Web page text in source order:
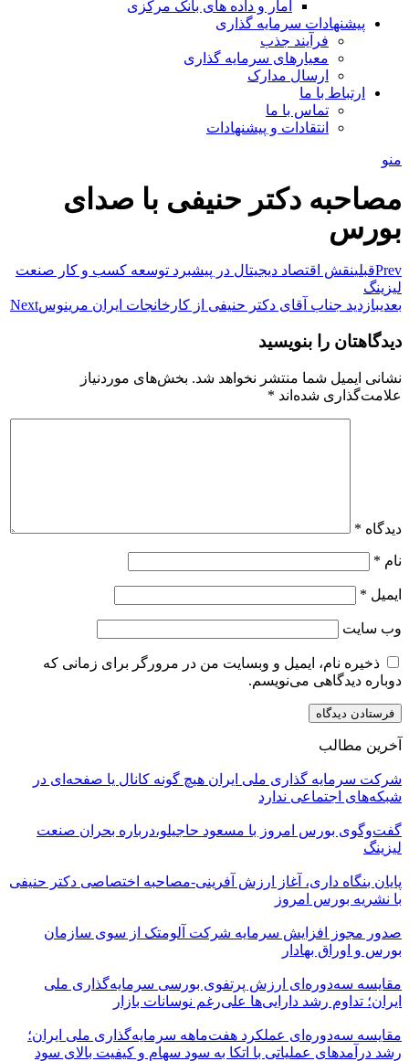
آمار و داده های بانک مرکزی
پیشنهادات سرمایه گذاری
فرآیند جذب
معیارهای سرمایه گذاری
ارسال مدارک
ارتباط با ما
تماس با ما
انتقادات و پیشنهادات
منو
مصاحبه دکتر حنیفی با صدای
بورس
Prevقبلینقش اقتصاد دیجیتال در پیشبرد توسعه کسب و کار صنعت
لیزینگ
بعدیبازدید جناب آقای دکتر حنیفی از کارخانجات ایران مرینوسNext
دیدگاهتان را بنویسید
نشانی ایمیل شما منتشر نخواهد شد. بخش‌های موردنیاز
علامت‌گذاری شده‌اند *
دیدگاه *
نام *
ایمیل *
وب‌ سایت
ذخیره نام، ایمیل و وبسایت من در مرورگر برای زمانی که
دوباره دیدگاهی می‌نویسم.
آخرین مطالب
شرکت سرمایه گذاری ملی ایران هیچ گونه کانال یا صفحه‌ای در
شبکه‌های اجتماعی ندارد
گفت‌وگوی بورس امروز با مسعود حاجیلو،درباره بحران صنعت
لیزینگ
پایان بنگاه داری، آغاز ارزش آفرینی-مصاحبه اختصاصی دکتر حنیفی
با نشریه بورس امروز
صدور مجوز افزایش سرمایه شرکت آلومتک از سوی سازمان
بورس و اوراق بهادار
مقایسه سه‌دوره‌ای ارزش پرتفوی بورسی سرمایه‌گذاری ملی
ایران؛ تداوم رشد دارایی‌ها علی‌رغم نوسانات بازار
مقایسه سه‌دوره‌ای عملکرد هفت‌ماهه سرمایه‌گذاری ملی ایران؛
رشد درآمدهای عملیاتی با اتکا به سود سهام و کیفیت بالای سود